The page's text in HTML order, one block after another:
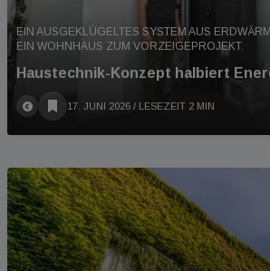
EIN AUSGEKLÜGELTES SYSTEM AUS
EIN WOHNHAUS ZUM VORZEIGEPROJEKT.
Haustechnik-Konzept halbiert
17. JUNI 2026 / LESEZEIT 2 MIN